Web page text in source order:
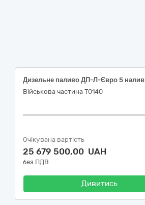
Дизельне паливо ДП-Л-Євро 5 налив
Військова частина Т0140
Очікувана вартість
25 679 500,00 UAH
без ПДВ
Дивитись